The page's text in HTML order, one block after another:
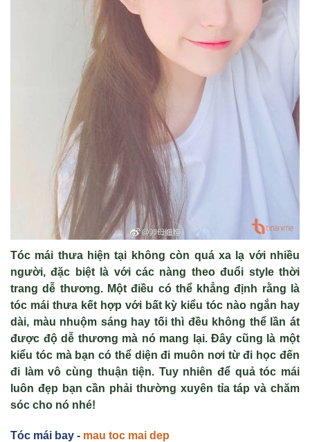
Tóc mái thưa hiện tại không còn quá xa lạ với nhiều
người, đặc biệt là với các nàng theo đuổi style thời
trang dễ thương. Một điều có thể khẳng định rằng là
tóc mái thưa kết hợp với bất kỳ kiểu tóc nào ngắn hay
dài, màu nhuộm sáng hay tối thì đều không thể lần át
được độ dễ thương mà nó mang lại. Đây cũng là một
kiểu tóc mà bạn có thể diện đi muôn nơi từ đi học đến
đi làm vô cùng thuận tiện. Tuy nhiên để quả tóc mái
luôn đẹp bạn cần phải thường xuyên tỉa táp và chăm
sóc cho nó nhé!
Tóc mái bay - mau toc mai dep